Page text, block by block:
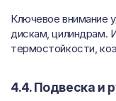
Ключевое внимание
дискам, цилиндрам.
термостойкости,
4.4. Подвеска и